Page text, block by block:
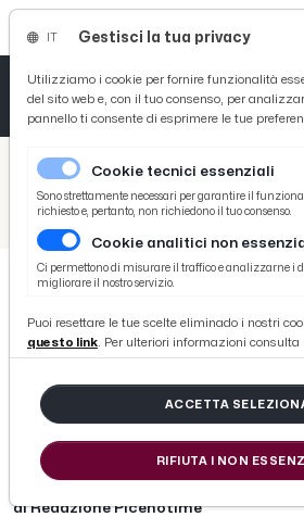
/ Picenotime
/ Comunicati
Ascoli Piceno: Bottega Terzo Settore, presentata mostra A.I. Ascolani
Ascoli Piceno:
Settore, presentata
Ascolani
Inaugurazione
di Redazione Picenotime
Gestisci la tua privacy
Utilizziamo i cookie per fornire funzionalità
del sito web e, con il tuo consenso, per
pannello ti consente di esprimere le tue
Cookie tecnici essenziali
Sono strettamente necessari per garantire il
richiesto e, pertanto, non richiedono il tuo consenso.
Cookie analitici non
Ci permettono di misurare il traffico e analizzarne i
migliorare il nostro servizio.
Puoi resettare le tue scelte eliminado i nostri
questo link. Per ulteriori informazioni consulta
ACCETTA
RIFIUTA I NON
Tutto News
Tutto Sport
Basket
Ciclismo
Tutto Curiosità